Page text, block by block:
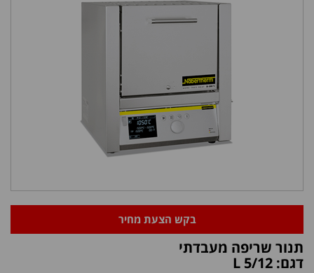
בקש הצעת מחיר
תנור שריפה מעבדתי
דגם: 5/12 L